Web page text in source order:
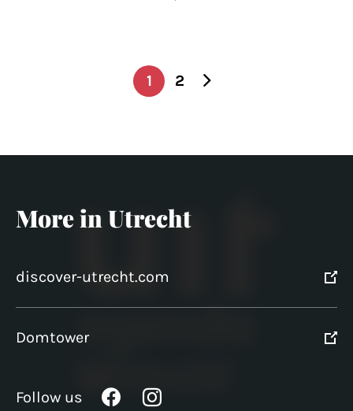
Posts
pagination
1 2
More in Utrecht
discover-utrecht.com
Domtower
Follow us